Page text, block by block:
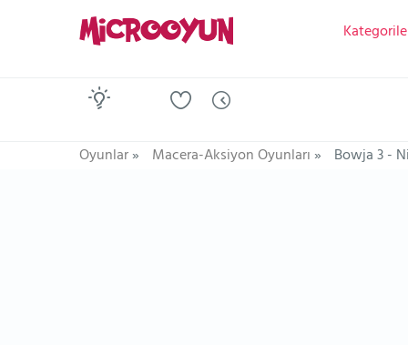
Oyunlar» Macera-Aksiyon Oyunları» Bowja 3 -